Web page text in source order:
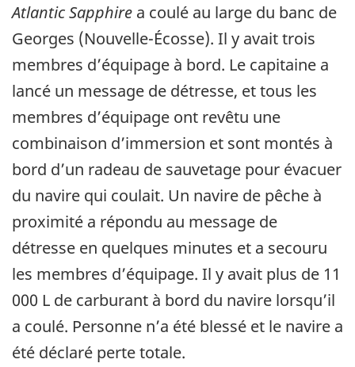
Atlantic Sapphire a coulé au large du banc de
Georges (Nouvelle-Écosse). Il y avait trois
membres d’équipage à bord. Le capitaine a
lancé un message de détresse, et tous les
membres d’équipage ont revêtu une
combinaison d’immersion et sont montés à
bord d’un radeau de sauvetage pour évacuer
du navire qui coulait. Un navire de pêche à
proximité a répondu au message de
détresse en quelques minutes et a secouru
les membres d’équipage. Il y avait plus de 11
000 L de carburant à bord du navire lorsqu’il
a coulé. Personne n’a été blessé et le navire a
été déclaré perte totale.